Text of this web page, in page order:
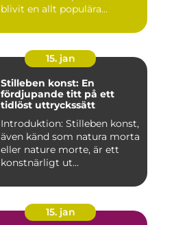
blivit en allt populära...
15. jan
Stilleben konst: En
fördjupande titt på ett
tidlöst uttryckssätt
Introduktion: Stilleben konst,
även känd som natura morta
eller nature morte, är ett
konstnärligt ut...
15. jan